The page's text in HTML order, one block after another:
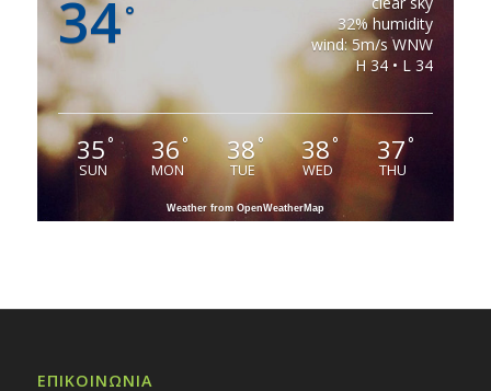
34°
32% humidity
wind: 5m/s WNW
H 34 • L 34
35°
SUN
36°
MON
38°
TUE
38°
WED
37°
THU
Weather from OpenWeatherMap
ΕΠΙΚΟΙΝΩΝΙΑ